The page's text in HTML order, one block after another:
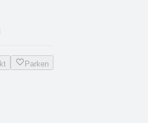
Parken